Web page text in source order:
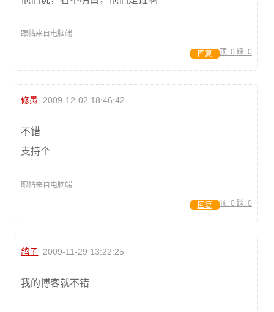
跟帖来自电脑端
顶: 0 踩: 0
回复
修愚 2009-12-02 18:46:42
不错
支持个
跟帖来自电脑端
顶: 0 踩: 0
回复
鸽子 2009-11-29 13:22:25
我的博客就不错